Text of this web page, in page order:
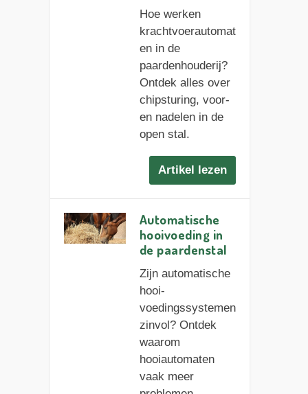
Hoe werken
krachtvoerautomat
en in de
paardenhouderij?
Ontdek alles over
chipsturing, voor-
en nadelen in de
open stal.
Artikel lezen
Automatische
hooi­voeding in
de paardenstal
Zijn automatische
hooi­
voedingssystemen
zinvol? Ontdek
waarom
hooiautomaten
vaak meer